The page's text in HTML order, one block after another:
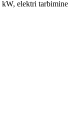
kW, elektri tarbimine